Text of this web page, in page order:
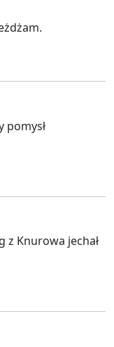
pomysł
z Knurowa jechał